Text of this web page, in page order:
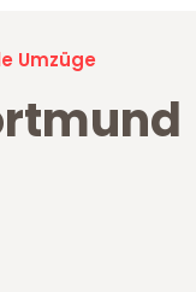
Umzüge